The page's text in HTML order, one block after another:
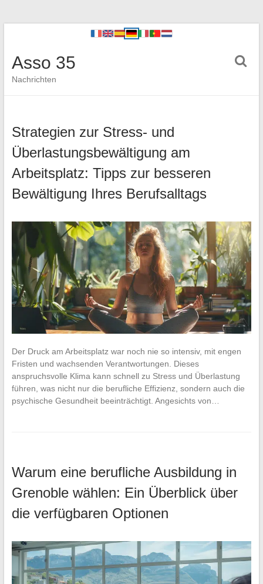
Asso 35
Nachrichten
Strategien zur Stress- und
Überlastungsbewältigung am
Arbeitsplatz: Tipps zur besseren
Bewältigung Ihres Berufsalltags
Der Druck am Arbeitsplatz war noch nie so intensiv, mit engen
Fristen und wachsenden Verantwortungen. Dieses
anspruchsvolle Klima kann schnell zu Stress und Überlastung
führen, was nicht nur die berufliche Effizienz, sondern auch die
psychische Gesundheit beeinträchtigt. Angesichts von…
Warum eine berufliche Ausbildung in
Grenoble wählen: Ein Überblick über
die verfügbaren Optionen